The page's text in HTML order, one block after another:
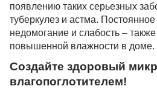
появлению таких серьезных
туберкулез и астма. Постоянное
недомогание и слабость – также
повышенной влажности в доме.
Создайте здоровый
влагопоглотителем!